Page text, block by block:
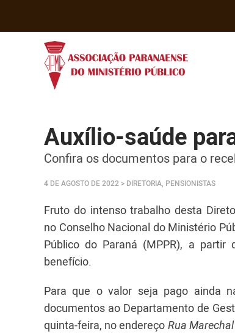
Auxílio-saúde
Confira os documentos para o
4 DE AGOSTO DE 2022 > DIRETORIA, PENSIONISTAS
Fruto do intenso trabalho desta
no Conselho Nacional do Ministério
Público do Paraná (MPPR), a
benefício.
Para que o valor seja pago ainda
documentos ao Departamento de
quinta-feira, no endereço Rua